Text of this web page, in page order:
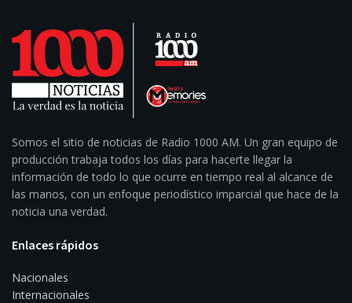
Somos el sitio de noticias de Radio 1000 AM. Un gran equipo de
producción trabaja todos los días para hacerte llegar la
información de todo lo que ocurre en tiempo real al alcance de
las manos, con un enfoque periodístico imparcial que hace de la
noticia una verdad.
Enlaces rápidos
Nacionales
Internacionales